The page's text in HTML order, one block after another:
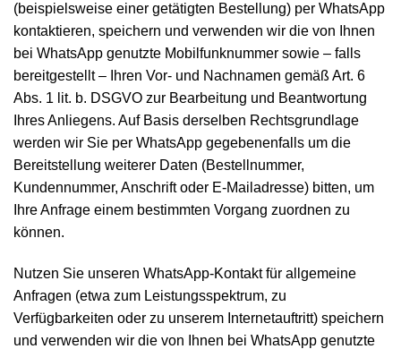
(beispielsweise einer getätigten Bestellung) per WhatsApp
kontaktieren, speichern und verwenden wir die von Ihnen
bei WhatsApp genutzte Mobilfunknummer sowie – falls
bereitgestellt – Ihren Vor- und Nachnamen gemäß Art. 6
Abs. 1 lit. b. DSGVO zur Bearbeitung und Beantwortung
Ihres Anliegens. Auf Basis derselben Rechtsgrundlage
werden wir Sie per WhatsApp gegebenenfalls um die
Bereitstellung weiterer Daten (Bestellnummer,
Kundennummer, Anschrift oder E-Mailadresse) bitten, um
Ihre Anfrage einem bestimmten Vorgang zuordnen zu
können.
Nutzen Sie unseren WhatsApp-Kontakt für allgemeine
Anfragen (etwa zum Leistungsspektrum, zu
Verfügbarkeiten oder zu unserem Internetauftritt) speichern
und verwenden wir die von Ihnen bei WhatsApp genutzte